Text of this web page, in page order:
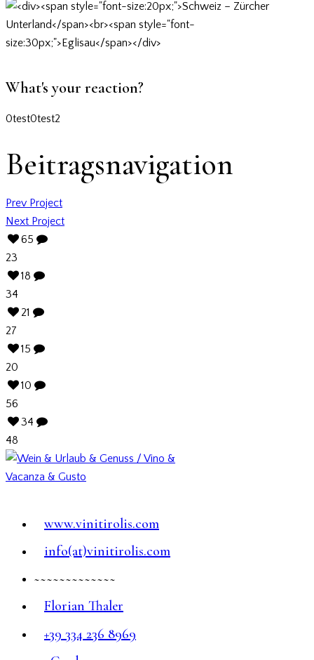
What's your reaction?
0test0test2
Beitragsnavigation
Prev Project
Next Project
65
23
18
34
21
27
15
20
10
56
34
48
www.vinitirolis.com
info(at)vinitirolis.com
~~~~~~~~~~~~~
Florian Thaler
+39 334 236 8969